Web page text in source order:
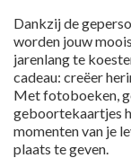
Dankzij de
worden jouw
jarenlang te
cadeau: creëer
Met fotoboeken,
geboortekaartjes
momenten van je
plaats te geven.